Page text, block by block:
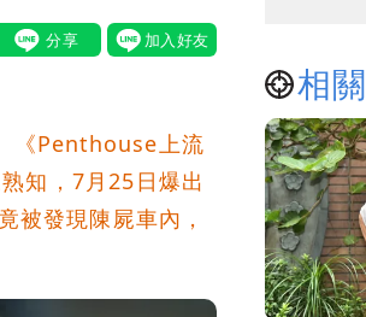
《Penthouse上流
知，7月25日爆出
被發現陳屍車內，
相關